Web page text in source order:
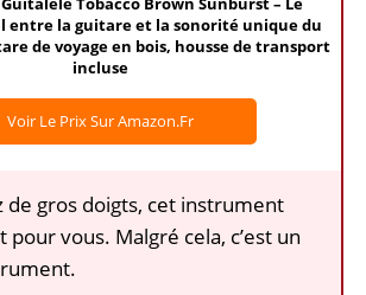
entre la guitare et la sonorité unique du
de voyage en bois, housse de transport
incluse
Voir Le Prix Sur Amazon.fr
de gros doigts, cet instrument
pour vous. Malgré cela, c’est un